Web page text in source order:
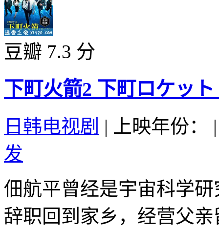
豆瓣 7.3 分
下町火箭2 下町ロケット
日韩电视剧 | 上映年份：
|
发
佃航平曾经是宇宙科学
辞职回到家乡，经营父